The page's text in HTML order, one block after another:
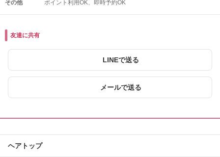
その他 ポイント利用OK 即時予約OK
友達に共有
LINEで送る
メールで送る
ヘアトップ